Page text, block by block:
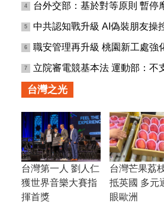
4 台外交部：基於對等原則 暫停
5 中共認知戰升級 AI偽裝朋友操
6 職安管理再升級 桃園新工處強
7 立院審電競基本法 運動部：不
台灣之光
台灣第一人 劉人仁
獲世界音樂大賽指
揮首獎
台灣芒果荔
抵英國 多元
眼歐洲